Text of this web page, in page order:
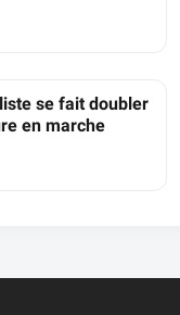
se fait doubler
en marche